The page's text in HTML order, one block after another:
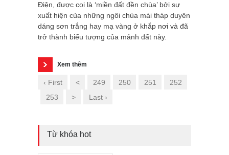
Điện, được coi là ‘miền đất đền chùa’ bởi sự
xuất hiện của những ngôi chùa mái tháp duyên
dáng sơn trắng hay mạ vàng ở khắp nơi và đã
trở thành biểu tượng của mảnh đất này.
Xem thêm
‹ First < 249 250 251
252
253
> Last ›
Từ khóa hot